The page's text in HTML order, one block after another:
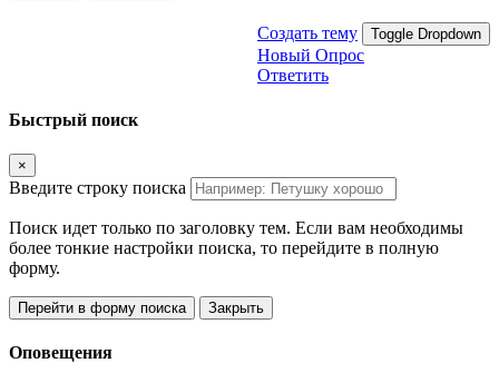
Создать тему Toggle Dropdown
Новый Опрос
Ответить
Быстрый поиск
×
Введите строку поиска
Поиск идет только по заголовку тем. Если вам необходимы
более тонкие настройки поиска, то перейдите в полную
форму.
Перейти в форму поиска Закрыть
Оповещения